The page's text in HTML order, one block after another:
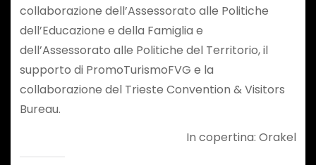
collaborazione dell’Assessorato alle Politiche
dell’Educazione e della Famiglia e
dell’Assessorato alle Politiche del Territorio, il
supporto di PromoTurismoFVG e la
collaborazione del Trieste Convention & Visitors
Bureau.
In copertina: Orakel